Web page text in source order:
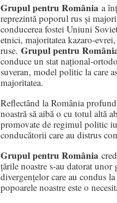
Grupul pentru România a
reprezintă poporul rus și
conducerea fostei Uniuni
etnici, majoritatea kazaro-
ruse. Grupul pentru
conduce un stat național-
suveran, model politic la care
majoritatea.
Reflectând la România
noastră să aibă o cu totul altă
promovate de regimul politic
conducătorii care au distrus
Grupul pentru România
țările noastre s-au datorat
divergențelor care au condus
popoarele noastre este o